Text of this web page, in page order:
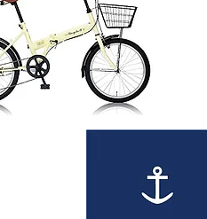
※写真はイメージ